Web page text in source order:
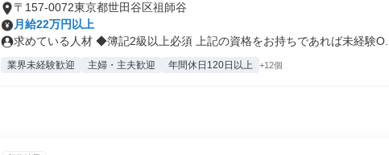
〒157-0072東京都世田谷区祖師谷
月給22万円以上
求めている人材 ◆簿記2級以上必須 上記の資格をお持ちであれば未経験O...
業界未経験歓迎 主婦・主夫歓迎 年間休日120日以上 +12個